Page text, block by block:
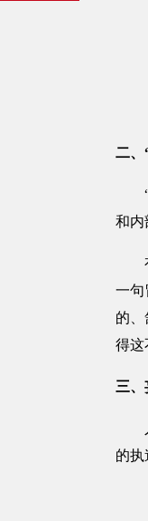
二、
“
和内
有
一句
的
得这
三、
人
的执